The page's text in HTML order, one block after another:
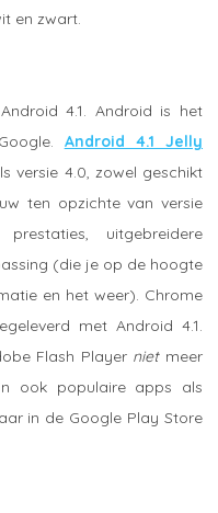
en zwart.
4.1. Android is het
Android 4.1 Jelly
versie 4.0, zowel geschikt
ten opzichte van versie
uitgebreidere
(die je op de hoogte
en het weer). Chrome
met Android 4.1.
Flash Player nietmeer
ook populaire apps als
in de Google Play Store